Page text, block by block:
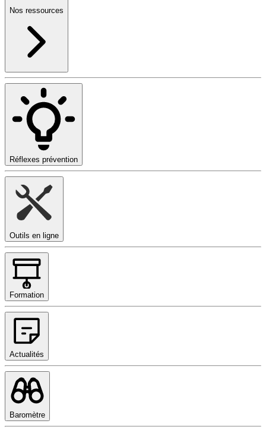
Nos ressources
Réflexes prévention
Outils en ligne
Formation
Actualités
Baromètre